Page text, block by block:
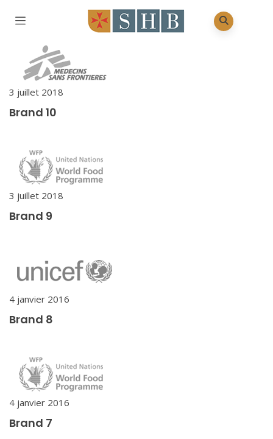
3 juillet 2018
Brand 10
3 juillet 2018
Brand 9
4 janvier 2016
Brand 8
4 janvier 2016
Brand 7